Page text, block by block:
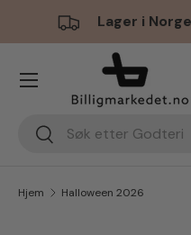
Hopp til innhold
Lager i
Søk
Søk
Meny
Hjem Halloween 2026